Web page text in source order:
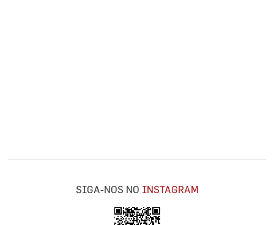
SIGA-NOS NO INSTAGRAM